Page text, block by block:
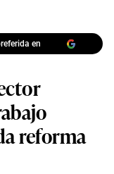
en
reforma